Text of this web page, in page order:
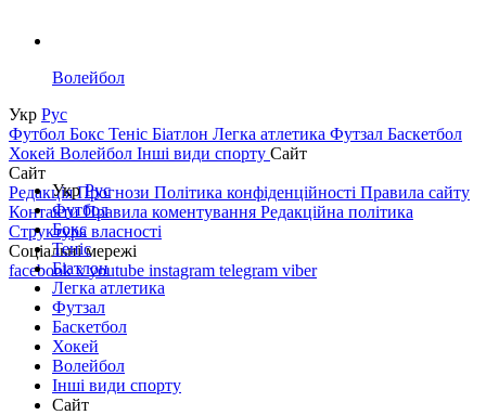
Волейбол
Укр Рус
Футбол Бокс Теніс Біатлон Легка атлетика Футзал Баскетбол
Хокей Волейбол Інші види спорту Сайт
Сайт
РедакціяПрогнози Політика конфіденційності Правила сайту
КонтактиПравила коментування Редакційна політика
Структура власності
Соціальні мережі
facebookxyoutube instagram telegram viber
УкрРус
Футбол
Бокс
Теніс
Біатлон
Легка атлетика
Футзал
Баскетбол
Хокей
Волейбол
Інші види спорту
Сайт